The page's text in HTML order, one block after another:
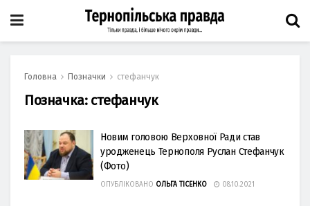
Головна Позначки стефанчук
Позначка: стефанчук
Новим головою Верховної Ради став
уродженець Тернополя Руслан Стефанчук
(Фото)
ОПУБЛІКОВАНО ОЛЬГА ТІСЕНКО 08.10.2021